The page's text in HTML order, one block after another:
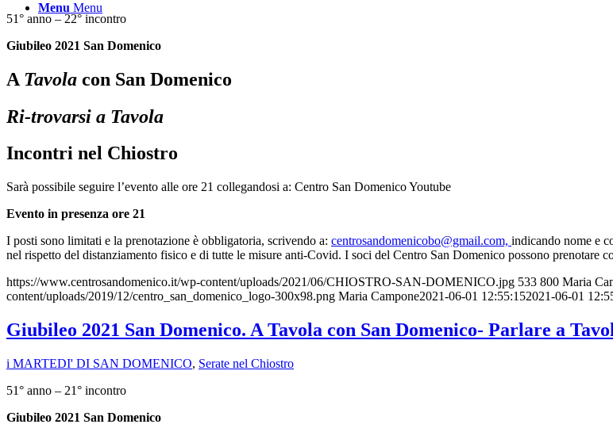
Menu Menu
51° anno – 22° incontro
Giubileo 2021 San Domenico
A Tavola con San Domenico
Ri-trovarsi a Tavola
Incontri nel Chiostro
Sarà possibile seguire l’evento alle ore 21 collegandosi a: Centro San Domenico Youtube
Evento in presenza ore 21
I posti sono limitati e la prenotazione è obbligatoria, scrivendo a: centrosandomenicobo@gmail.com, indicando nome e
nel rispetto del distanziamento fisico e di tutte le misure anti-Covid. I soci del Centro San Domenico possono prenotare
https://www.centrosandomenico.it/wp-content/uploads/2021/06/CHIOSTRO-SAN-DOMENICO.jpg 533 800 Maria
content/uploads/2019/12/centro_san_domenico_logo-300x98.png Maria Campone2021-06-01 12:55:152021-06-01
Giubileo 2021 San Domenico. A Tavola con San Domenico- Parlare a
i MARTEDI' DI SAN DOMENICO, Serate nel Chiostro
51° anno – 21° incontro
Giubileo 2021 San Domenico